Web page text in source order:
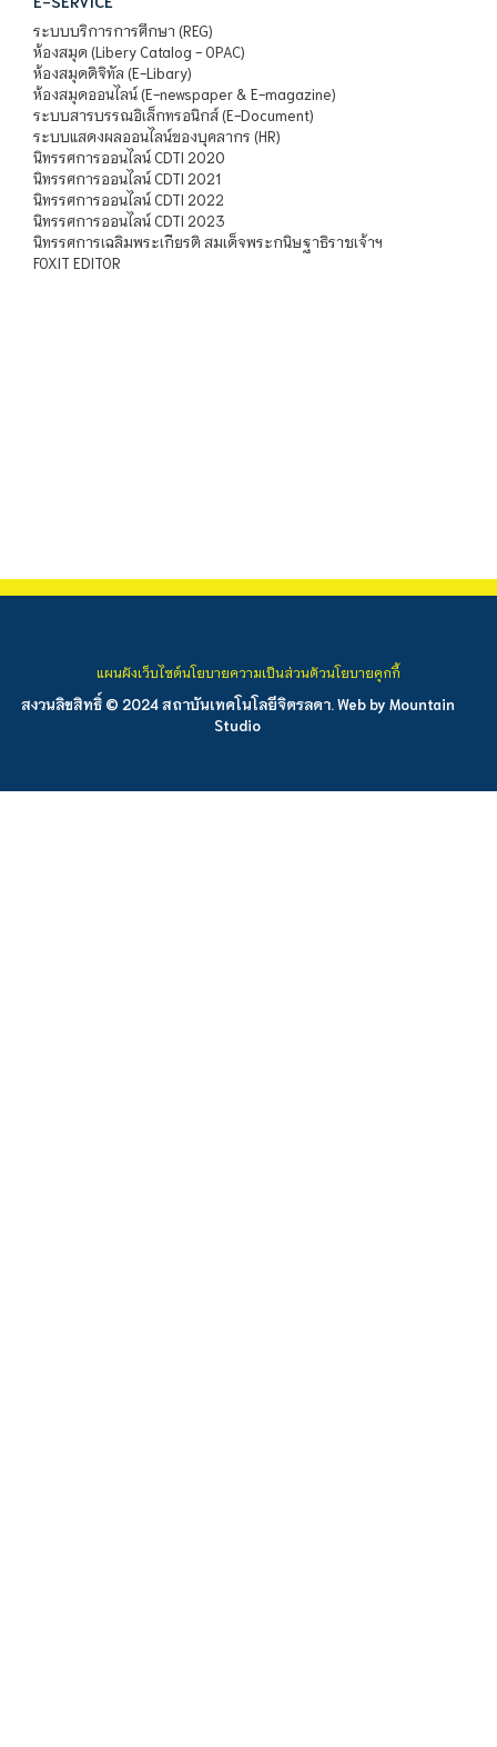
ระบบบริการการศึกษา (REG)
ห้องสมุด (Libery Catalog - OPAC)
ห้องสมุดดิจิทัล (E-Libary)
ห้องสมุดออนไลน์ (E-newspaper & E-magazine)
ระบบสารบรรณอิเล็กทรอนิกส์ (E-Document)
ระบบแสดงผลออนไลน์ของบุคลากร (HR)
นิทรรศการออนไลน์ CDTI 2020
นิทรรศการออนไลน์ CDTI 2021
นิทรรศการออนไลน์ CDTI 2022
นิทรรศการออนไลน์ CDTI 2023
นิทรรศการเฉลิมพระเกียรติ สมเด็จพระกนิษฐาธิราชเจ้าฯ
FOXIT EDITOR
สงวนลิขสิทธิ์ © 2024 สถาบันเทคโนโลยีจิตรลดา. Web by Mountain
Studio
แผนผังเว็บไซต์นโยบายความเป็นส่วนตัวนโยบายคุกกี้